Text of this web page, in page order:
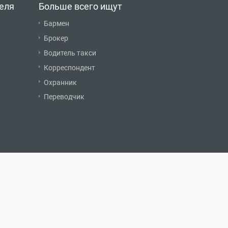
Больше всего ищут
Бармен
Брокер
Водитель такси
Корреспондент
Охранник
Переводчик